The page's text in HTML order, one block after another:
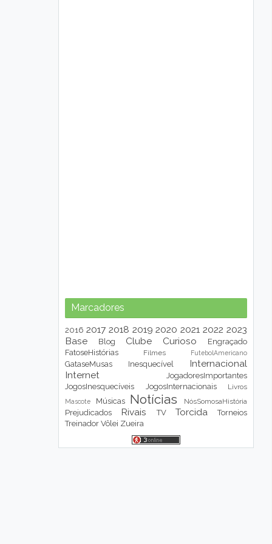
Marcadores
2016 2017 2018 2019 2020 2021 2022 2023
Base
Blog Clube Curioso
Engraçado
FatoseHistórias
Filmes FutebolAmericano
GataseMusas Inesquecível
Internacional
Internet
JogadoresImportantes
JogosInesquecíveis
JogosInternacionais Livros
Mascote Músicas Notícias NósSomosaHistória
Prejudicados Rivais TV Torcida
Torneios
Treinador Vôlei Zueira